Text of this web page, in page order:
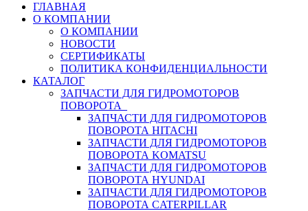
ГЛАВНАЯ
О КОМПАНИИ
О КОМПАНИИ
НОВОСТИ
СЕРТИФИКАТЫ
ПОЛИТИКА КОНФИДЕНЦИАЛЬНОСТИ
КАТАЛОГ
ЗАПЧАСТИ ДЛЯ ГИДРОМОТОРОВ
ПОВОРОТА
ЗАПЧАСТИ ДЛЯ ГИДРОМОТОРОВ
ПОВОРОТА HITACHI
ЗАПЧАСТИ ДЛЯ ГИДРОМОТОРОВ
ПОВОРОТА KOMATSU
ЗАПЧАСТИ ДЛЯ ГИДРОМОТОРОВ
ПОВОРОТА HYUNDAI
ЗАПЧАСТИ ДЛЯ ГИДРОМОТОРОВ
ПОВОРОТА CATERPILLAR